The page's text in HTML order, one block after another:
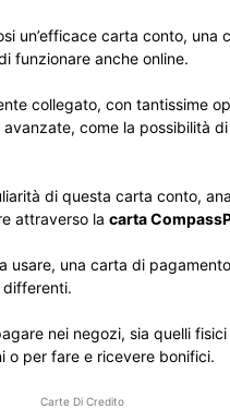
un’efficace carta conto,
funzionare anche online.
collegato, con tantissime
come la possibilità
di questa carta conto,
attraverso la carta
usare, una carta di
differenti.
nei negozi, sia quelli
o per fare e ricevere bonifici.
Carte Di Credito